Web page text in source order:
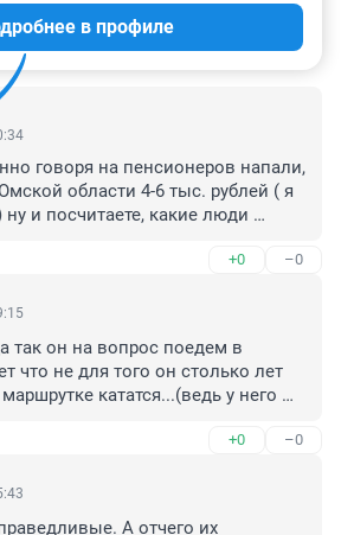
10
в профиле
говоря на пенсионеров напали,
области 4-6 тыс. рублей ( я
и посчитаете, какие люди
считают. А сейчас выборы
только пенсионеров всех
+0 –0
так он на вопрос поедем в
что не для того он столько лет
кататся...(ведь у него
+0 –0
А отчего их